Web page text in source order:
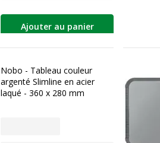
Ajouter au panier
Nobo - Tableau couleur
argenté Slimline en acier
laqué - 360 x 280 mm